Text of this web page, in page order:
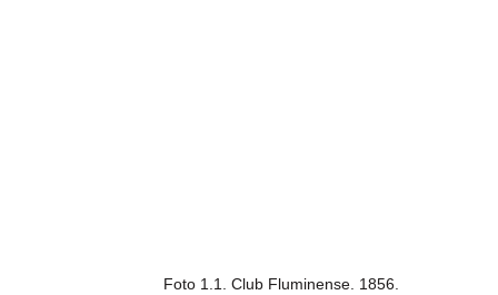
Foto 1.1. Club Fluminense. 1856.